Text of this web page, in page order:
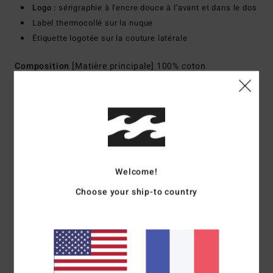
Logo : sérigraphie à l'encre douce à l'avant et dans le dos
Label thermocollé sur la nuque
Étiquette logotée sur la couture latérale
Composition [Matière principale] 100% coton
Livraison & Retours
Avis clients
Note moyenne
5.0
Welcome!
Choose your ship-to country